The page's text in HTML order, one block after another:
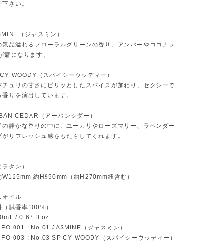
さい。
（ジャスミン）
気品溢れるフローラルグリーンの香り。アンバーやココナッ
癖になります。
WOODY（スパイシーウッディー）
チュリの甘さにピリッとしたスパイスが加わり、セクシーで
りを演出しています。
CEDAR（アーバンシダー）
の静かな香りの中に、ユーカリやローズマリー、ラベンダー
リフレッシュ感をもたらしてくれます。
タン）
W125mm 約H950mm（約H270mm紐含む）
オイル
賦香率100%）
/ 0.67 fl oz
001 : No.01 JASMINE（ジャスミン）
: No.03 SPICY WOODY（スパイシーウッディー）